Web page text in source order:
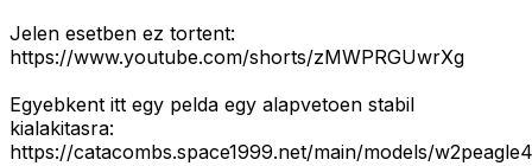
Jelen esetben ez tortent:
https://www.youtube.com/shorts/zMWPRGUwrXg
Egyebkent itt egy pelda egy alapvetoen stabil
kialakitasra:
https://catacombs.space1999.net/main/models/